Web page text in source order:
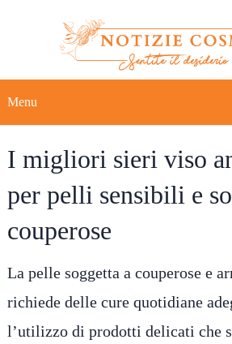
Menu
I migliori sieri viso
per pelli sensibili e
couperose
La pelle soggetta a couperose e
richiede delle cure quotidiane
l’utilizzo di prodotti delicati che